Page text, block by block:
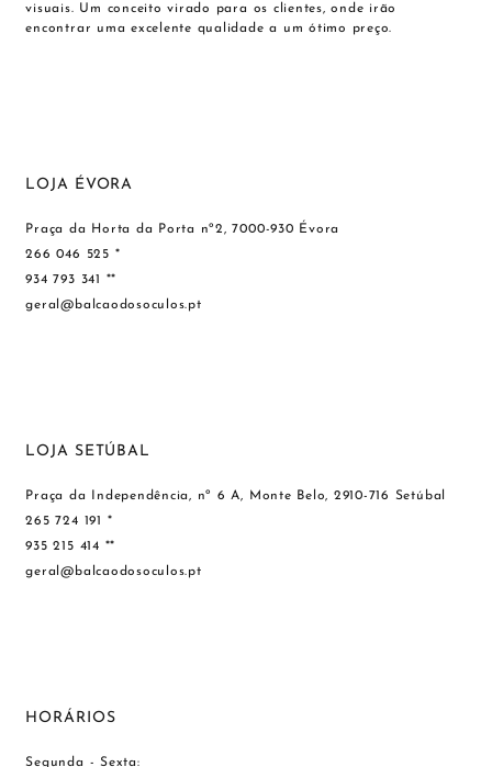
visuais. Um conceito virado para os clientes, onde irão
encontrar uma excelente qualidade a um ótimo preço.
LOJA ÉVORA
Praça da Horta da Porta nº2, 7000-930 Évora
266 046 525 *
934 793 341 **
geral@balcaodosoculos.pt
LOJA SETÚBAL
Praça da Independência, nº 6 A, Monte Belo, 2910-716 Setúbal
265 724 191 *
935 215 414 **
geral@balcaodosoculos.pt
HORÁRIOS
Segunda - Sexta: